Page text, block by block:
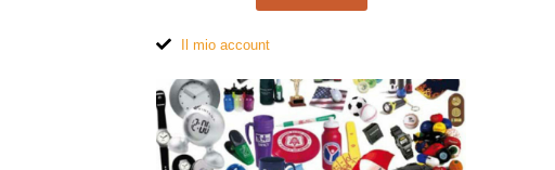
Il mio account